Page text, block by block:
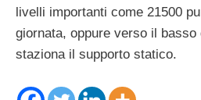
livelli importanti come 21500
giornata, oppure verso il basso
staziona il supporto statico.